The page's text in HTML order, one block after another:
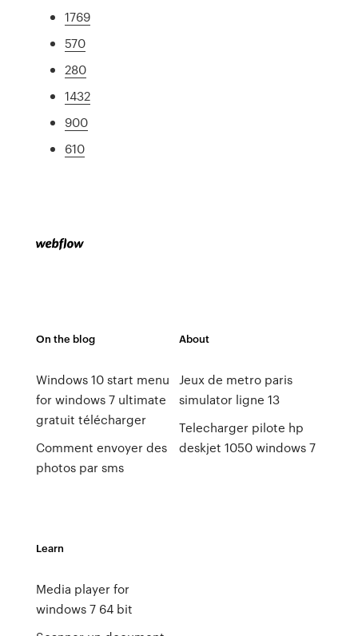
1769
570
280
1432
900
610
On the blog
Windows 10 start menu
for windows 7 ultimate
gratuit télécharger
Comment envoyer des
photos par sms
About
Jeux de metro paris
simulator ligne 13
Telecharger pilote hp
deskjet 1050 windows 7
Learn
Media player for
windows 7 64 bit